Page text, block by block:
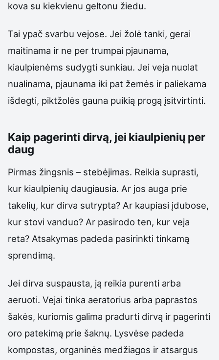
kova su kiekvienu geltonu žiedu.
Tai ypač svarbu vejose. Jei žolė tanki, gerai
maitinama ir ne per trumpai pjaunama,
kiaulpienėms sudygti sunkiau. Jei veja nuolat
nualinama, pjaunama iki pat žemės ir paliekama
išdegti, piktžolės gauna puikią progą įsitvirtinti.
Kaip pagerinti dirvą, jei kiaulpienių per
daug
Pirmas žingsnis – stebėjimas. Reikia suprasti,
kur kiaulpienių daugiausia. Ar jos auga prie
takelių, kur dirva sutrypta? Ar kaupiasi įdubose,
kur stovi vanduo? Ar pasirodo ten, kur veja
reta? Atsakymas padeda pasirinkti tinkamą
sprendimą.
Jei dirva suspausta, ją reikia purenti arba
aeruoti. Vejai tinka aeratorius arba paprastos
šakės, kuriomis galima pradurti dirvą ir pagerinti
oro patekimą prie šaknų. Lysvėse padeda
kompostas, organinės medžiagos ir atsargus